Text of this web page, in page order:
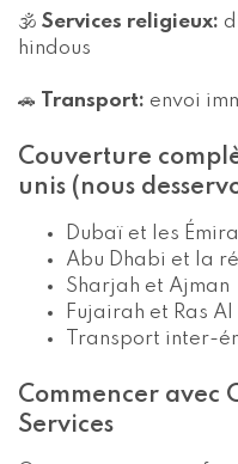
🕉️ Services religieux:
hindous
🚗 Transport: envoi
Couverture
unis (nous
Dubaï et les
Abu Dhabi et la
Sharjah et Ajman
Fujairah et Ras
Transport inter-
Commencer avec
Services